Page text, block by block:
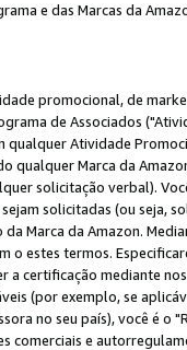
e das Marcas da
promocional, de
de Associados
qualquer Atividade
qualquer Marca da
solicitação verbal).
solicitadas (ou seja,
Marca da Amazon.
o estes termos.
a certificação mediante
(por exemplo, se
no seu país), você é o
comerciais e